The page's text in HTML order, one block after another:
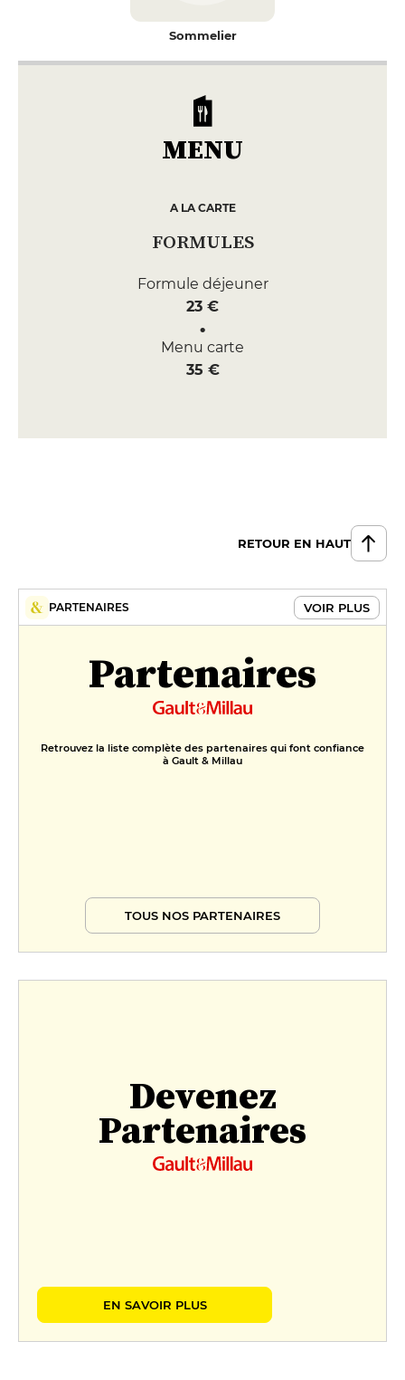
Sommelier
MENU
A LA CARTE
FORMULES
Formule déjeuner
23 €
Menu carte
35 €
RETOUR EN HAUT
PARTENAIRES VOIR PLUS
Partenaires
Retrouvez la liste complète des partenaires qui font confiance
à Gault & Millau
TOUS NOS PARTENAIRES
Devenez
Partenaires
EN SAVOIR PLUS